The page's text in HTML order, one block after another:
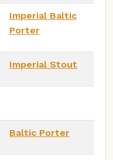
Imperial Baltic
Porter
Imperial Stout
Baltic Porter